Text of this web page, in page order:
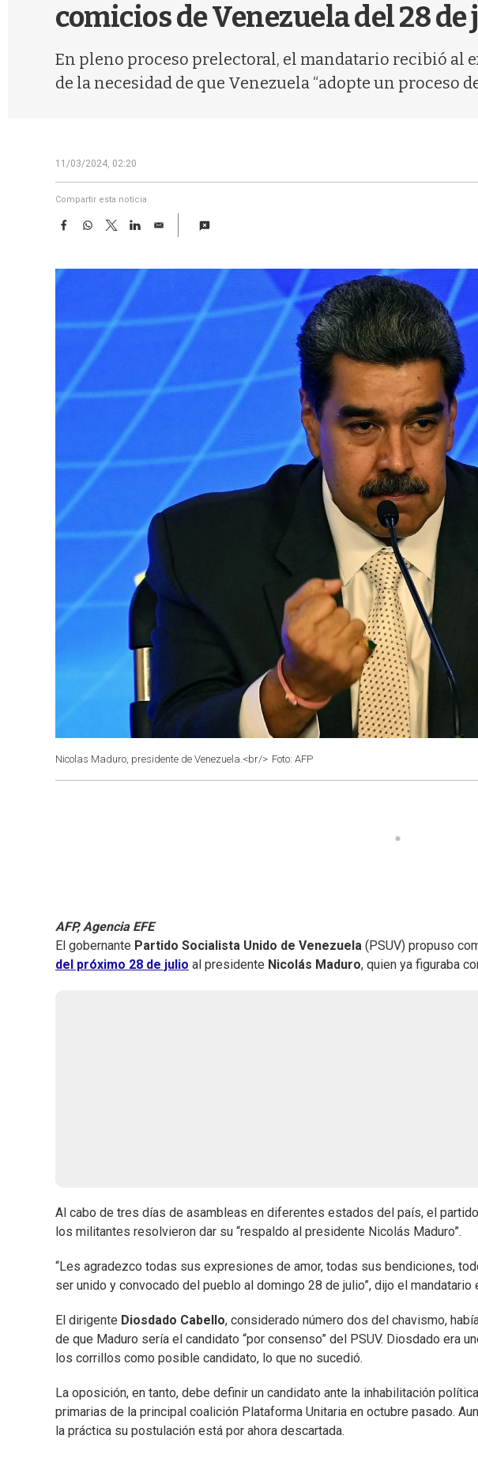
comicios de Venezuela del 28
En pleno proceso prelectoral, el mandatario recibió al
de la necesidad de que Venezuela “adopte un proceso
11/03/2024, 02:20
Compartir esta noticia
F
e
k
W
t
p
T
w
t
e
r
L
k
e
I
E
i
Nicolas Maduro, presidente de Venezuela.<br/> Foto: AFP
AFP, Agencia EFE
El gobernante Partido Socialista Unido de Venezuela (PSUV) propuso
del próximo 28 de julio al presidente Nicolás Maduro, quien ya figuraba
Al cabo de tres días de asambleas en diferentes estados del país, el
los militantes resolvieron dar su “respaldo al presidente Nicolás Maduro”.
“Les agradezco todas sus expresiones de amor, todas sus bendiciones,
ser unido y convocado del pueblo al domingo 28 de julio”, dijo el mandatario
El dirigente Diosdado Cabello, considerado número dos del chavismo,
de que Maduro sería el candidato “por consenso” del PSUV. Diosdado era
los corrillos como posible candidato, lo que no sucedió.
La oposición, en tanto, debe definir un candidato ante la inhabilitación
primarias de la principal coalición Plataforma Unitaria en octubre pasado.
la práctica su postulación está por ahora descartada.